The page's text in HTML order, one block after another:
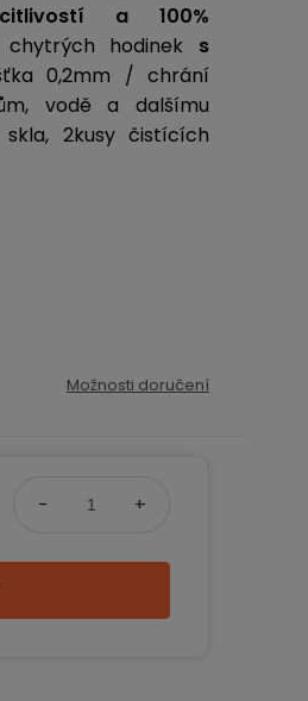
a 100%
hodinek s
0,2mm / chrání
vodě a dalšímu
2kusy čistících
Možnosti doručení